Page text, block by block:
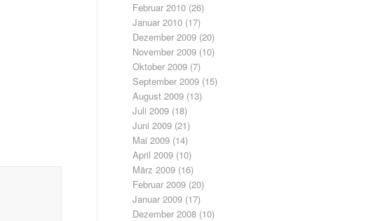
Februar 2010 (26)
Januar 2010 (17)
Dezember 2009 (20)
November 2009 (10)
Oktober 2009 (7)
September 2009 (15)
August 2009 (13)
Juli 2009 (18)
Juni 2009 (21)
Mai 2009 (14)
April 2009 (10)
März 2009 (16)
Februar 2009 (20)
Januar 2009 (17)
Dezember 2008 (10)